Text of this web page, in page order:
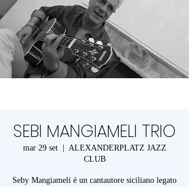
SEBI MANGIAMELI TRIO
mar 29 set
  |
ALEXANDERPLATZ JAZZ
CLUB
Seby Mangiameli è un cantautore siciliano legato